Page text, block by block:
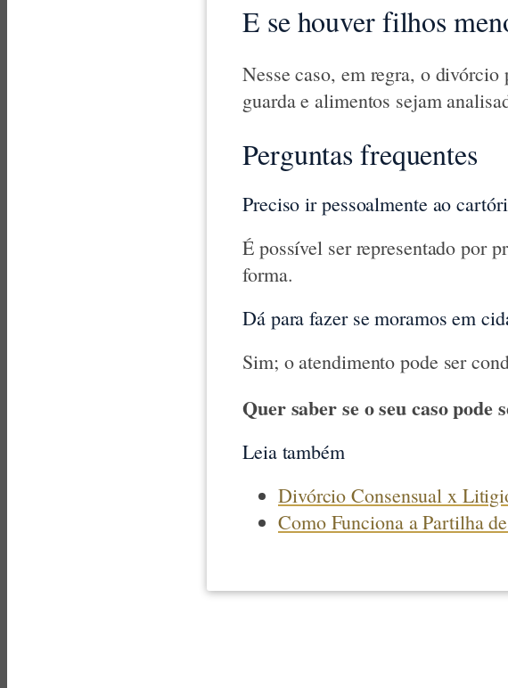
E se houver filhos
Nesse caso, em regra, o
guarda e alimentos sejam
Perguntas frequentes
Preciso ir pessoalmente ao
É possível ser representado por
forma.
Dá para fazer se moramos em
Sim; o atendimento pode ser
Quer saber se o seu caso pode
Leia também
Divórcio Consensual x
Como Funciona a Partilha